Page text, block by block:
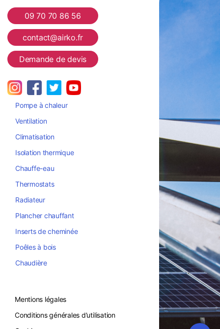
Airko09 70 70 86 56
contact@airko.fr
Demande de devis
Pompe à chaleur
Ventilation
Climatisation
Isolation thermique
Chauffe-eau
Thermostats
Radiateur
Plancher chauffant
Inserts de cheminée
Poêles à bois
Chaudière
Mentions légales
Conditions générales d’utilisation